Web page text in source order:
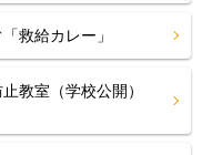
救給カレー」
教室（学校公開）